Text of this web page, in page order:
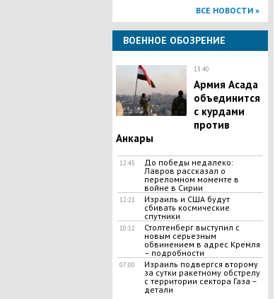
ВСЕ НОВОСТИ »
ВОЕННОЕ ОБОЗРЕНИЕ
13:40
Армия Асада
объединится
с курдами
против
Анкары
12:45
До победы недалеко:
Лавров рассказал о
переломном моменте в
войне в Сирии
12:21
Израиль и США будут
сбивать космические
спутники
10:12
​Столтенберг выступил с
новым серьезным
обвинением в адрес Кремля
– подробности
07:00
Израиль подвергся второму
за сутки ракетному обстрелу
с территории сектора Газа –
детали